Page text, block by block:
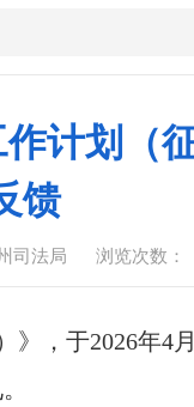
计划（
馈
司法局 浏览次数：
，于2026年4